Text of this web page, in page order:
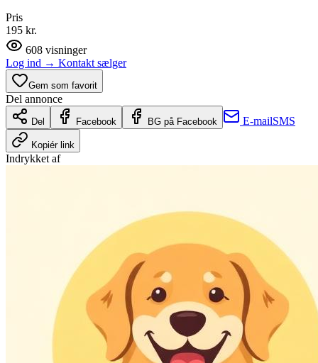
Pris
195 kr.
608 visninger
Log ind → Kontakt sælger
Gem som favorit
Del annonce
Del Facebook BG på Facebook E-mailSMS
Kopiér link
Indrykket af